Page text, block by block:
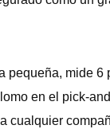
pequeña, mide
en el pick-
cualquier